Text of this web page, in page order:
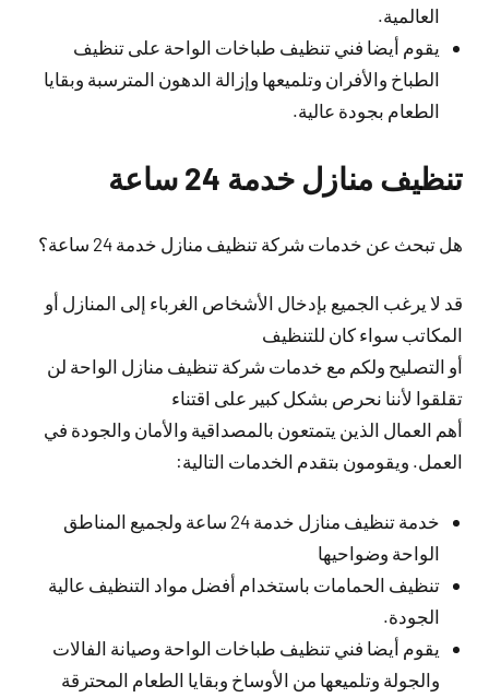
العالمية.
يقوم أيضا فني تنظيف طباخات الواحة على تنظيف
الطباخ والأفران وتلميعها وإزالة الدهون المترسبة وبقايا
الطعام بجودة عالية.
تنظيف منازل خدمة 24 ساعة
هل تبحث عن خدمات شركة تنظيف منازل خدمة 24 ساعة؟
قد لا يرغب الجميع بإدخال الأشخاص الغرباء إلى المنازل أو
المكاتب سواء كان للتنظيف
أو التصليح ولكم مع خدمات شركة تنظيف منازل الواحة لن
تقلقوا لأننا نحرص بشكل كبير على اقتناء
أهم العمال الذين يتمتعون بالمصداقية والأمان والجودة في
العمل. ويقومون بتقدم الخدمات التالية:
خدمة تنظيف منازل خدمة 24 ساعة ولجميع المناطق
الواحة وضواحيها
تنظيف الحمامات باستخدام أفضل مواد التنظيف عالية
الجودة.
يقوم أيضا فني تنظيف طباخات الواحة وصيانة الفالات
والجولة وتلميعها من الأوساخ وبقايا الطعام المحترقة